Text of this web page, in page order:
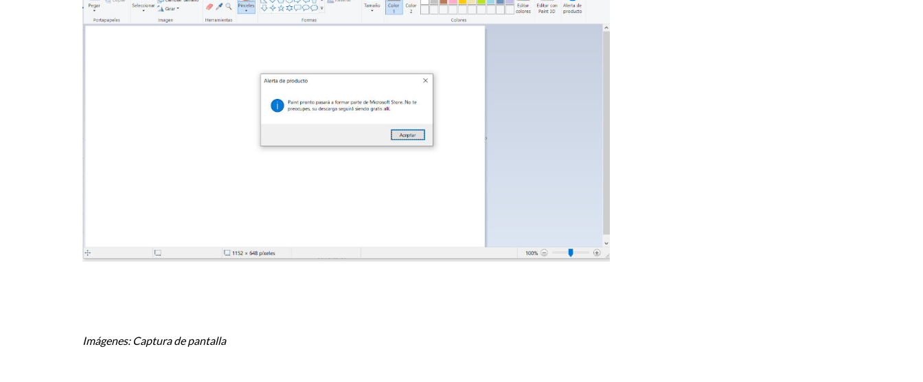
Imágenes: Captura de pantalla